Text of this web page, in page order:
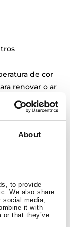
About
to provide
We also share
media,
it with
or that they’ve
de cor
renovar o ar
h - int. 808
- máx. 74